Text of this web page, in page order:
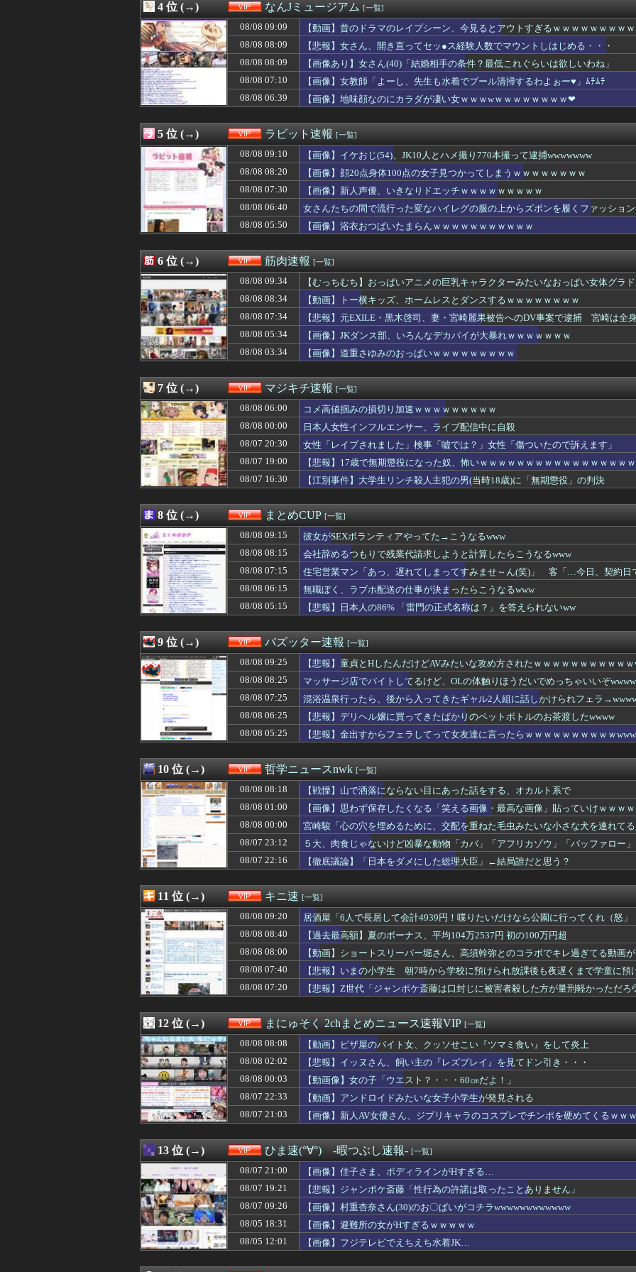
08/08 07:34
【悲報】元EXILE・黒木啓司、妻・宮崎麗果被告へのDV事案で逮捕 宮崎は全身...
08/08 07:33
【ｼｺ画像】言う程このデカ乳OLのお○ぱいの谷間の匂い嗅ぎたいか？ｗｗｗｗｗｗ...
08/08 07:32
【朗報】影山優佳さん、エッセイ集の袋とじがエロすぎてけしからんと話題に
08/08 07:30
【画像】新人声優、いきなりドエッチｗｗｗｗｗｗｗｗｗ
08/08 07:25
混浴温泉行ったら、後から入ってきたギャル2人組に話しかけられフェラ→wwww
08/08 07:20
【悲報】Z世代「ジャンポケ斎藤は口封じに被害者殺した方が量刑軽かっただろ💦」←...
08/08 07:15
中居正広「俺が来たことは内緒だべ」極秘で熊本でボランティアをしていた・・・
08/08 07:15
住宅営業マン「あっ、遅れてしまってすみませ～ん(笑)」 客「…今日、契約日です...
08/08 07:11
【悲報】サッカーの日本人審判、韓国とつるんで不正してた疑惑が浮上
08/08 07:10
「怒ったら6秒我慢すれば怒りは収まる」って言うけど・・・
08/08 07:10
【画像】女教師「よーし、先生も水着でプール清掃するわよぉー♥」ﾑﾁﾑﾁ
08/08 07:09
『左ハンドル車』←意外とデメリットがないことが判明wwwwwww
08/08 07:05
【速報】140kg俺、はま寿司で食いまくるｗｗｗｗｗｗｗ（※画像あり）
08/08 07:03
【画像】井口裕香、またシコらせにくる「声優の中で一番お尻が仕上がってる♡」
08/08 07:02
【悲報】トー横ガールおパンツ丸出し
08/08 07:00
コメダ珈琲「量多いです、客層いいです、量多いです」←こいつの弱点
08/08 07:00
【画像】小学生クソガキ「愛子！卒業したんやろ？大学 ニュースで見たわ」→結果w...
08/08 06:39
【悲報】女が1番効く言葉「イケメンと付き合った事なさそう」だったｗｗｗｗｗｗ...
08/08 06:39
【画像】地味顔なのにカラダが凄い女ｗｗｗwｗｗｗｗｗｗｗｗ❤
08/08 06:35
【悲報】キヨ、逮捕ｗｗｗｗｗｗｗｗｗｗｗ
08/08 06:35
【画像】ワイ、罪木蜜柑の激エロフィギュアが欲しすぎて泣く・・・・・・
08/08 06:33
【衝撃】酔ってエ口モードになってた姉(28)のマ○コを軽く擦って喘がせた結果ｗ...
08/08 06:32
【画像】AV女優さん、キモオタチー牛弱男どもの「おはよう」にブチギレ
08/08 06:30
国税庁、「前例のない悪質な」不祥事が次々発覚して終わる「パパ活」「情報漏えい」...
08/08 06:30
ワイ、「着衣おっばい」でしか抜けない体質になってしまうｗｗｗｗｗ
08/08 06:27
【甲子園】青森山田が暑さ対策でユニ一新 ボタン廃止でTシャツ素材ｗｗｗ
08/08 06:18
【衝撃】SES10年目のワイ、転職するか迷うｗｗｗｗｗ
08/08 06:15
無職ぼく、ラブホ配送の仕事が決まったらこうなるwww
08/08 06:12
鹿児島市電と車が衝突…運転手は事故後に逃走
08/08 06:10
【朗報】ヒカキンなんと実質200万円以上の支援物資を寄付してしまう・・・
08/08 06:09
【画像】アメリカのヤンキー、比べものにならないほど怖すぎる・・・
08/08 06:05
【画像】ココリコ田中「あかん、浜田メッチャ腹立つ奴やなぁ･････････せや...
08/08 06:02
【画像】高一ミスコングランプリのメスガキ、我々を挑発ｗ
08/08 06:00
【悲報】女が笑いを取る方法、「女を捨てる」「下ネタ連発する」「体を張る」しかな...
08/08 06:00
コメ高値掴みの損切り加速ｗｗｗｗｗｗｗｗｗ
08/08 05:50
【超悲報】広島市長、呪文を唱えて日本人をゾンビ化させていると非難されてしまう
08/08 05:50
【画像】浴衣おつぱいたまらんｗｗｗｗｗｗｗｗｗｗｗ
08/08 05:39
【画像】地上波で爆乳ボディの海水浴客ｗｗｗwｗｗｗｗｗｗｗｗ❤
08/08 05:39
【画像】女土方さん(21)、企画物かと思うレベルで美人ｗｗｗｗｗｗｗｗｗｗｗｗ...
08/08 05:34
【画像】JKダンス部、いろんなデカパイが大暴れｗｗｗｗｗｗｗ
08/08 05:27
【悲報】夏のピーク、もう終わってた
08/08 05:25
【悲報】金出すからフェラしてって女友達に言ったらｗｗｗｗｗｗｗｗｗｗwwww
08/08 05:15
【悲報】日本人の86% 「雷門の正式名称は？」を答えられないww
08/08 05:12
ブルーレイとかいう終わりゆくメディア
08/08 05:03
【画像】佐倉綾音(32)さん、自分のシコポイントに気がついて見せびらかすｗ
08/08 05:02
【画像】このバレー女子の中で着床するまで即ハメしたい女子選べwwwwwwww
08/08 05:02
【衝撃映像】インドの暴走族、レベチｗｗｗｗｗｗｗｗｗｗｗｗｗｗｗｗ
08/08 05:00
みい山作者・亜月ねねちゃんがチョロくて可愛いwwwwwww （※画像あり）
08/08 05:00
【画像】ピクルスピザを頼んだ人 咽び泣くｗｗｗ
08/08 04:39
【画像】フジテレビで水着JKｗｗｗｗｗｗｗｗ
08/08 04:25
【悲報】風俗で「おっぱい微妙すねｗ」って言ったらｗｗｗｗｗｗｗｗｗwwww
08/08 04:20
じゃあ逆に「これはチェーン店でいいぞ」ってものｗｗｗｗｗｗｗｗ
08/08 04:15
台湾の女の子に名前と住所聞かれたから教えたらこうなるwwww
08/08 04:03
【画像】朝倉未来の元カノ、ヱロすぎるｗ
08/08 04:02
“アンダーヘア脱毛”に中高年男性殺到のワケ…9年で患者数が200倍以上
08/08 04:01
【画像】こういう『女子のダラしない背中』に勃起する奴wwww
08/08 04:00
接客業してると「本物のクズ」に出会えるよな
08/08 04:00
大久保佳代子(55)、自身の性欲について語る「エロ動画をみてエロい気持ちになる...
【画像】女子高生「ウチの通信高校の数学のレベルヤバすぎｗｗｗ」
08/08 03:50
【画像】トラックの運ちゃん御用達ターミナル食堂のざっかけないオムライスｗｗｗｗ...
08/08 03:45
【画像】トラックの運ちゃん御用達ターミナル食堂のざっかけないオムライスｗｗｗｗ...
08/08 03:39
【画像】AIさん、女の化粧を取っ払ってしまう⇒結果ｗｗｗｗｗｗｗ
08/08 03:34
【画像】道重さゆみのおっぱいｗｗｗｗｗｗｗｗｗ
08/08 03:33
出会い系の女子大生「会ってもセ○クスは無しね」ワイ「……」→下着がヌルヌルにな...
08/08 03:25
ドイツに単身赴任中に風俗でパツキン美人とヤりまくったwwww
08/08 03:15
風呂屋「入浴料1500円」ワイ「あかん高いわ」→
08/08 03:03
【悲報】1ドル158円ｗｗｗｗｗｗｗ
08/08 03:02
ヤンキーだらけの職場にしか行ったことない奴にしか分からないこと
08/08 03:00
【画像】Z世代が出世したくない理由ｗｗｗｗｗｗｗ
08/08 03:00
【動画】春奈の飯の食い方、レベチｗｗｗｗｗｗｗｗｗｗｗｗｗｗｗｗｗｗｗｗｗｗｗ...
08/08 02:50
日本「輸入に頼りまくりです」高市「円安ホクホク！ホクホクゥ！」←
08/08 02:39
【画像】誰とヤリたいかガチで見解が分かれる女さん4人衆、発見されるｗｗｗｗｗ...
08/08 02:30
ファミコンミニ、スーファミミニ、PCエンジンミニ、メガドラミニ、ネオジオミニ
08/08 02:25
【驚愕】手マン経験者しかわからない事ｗｗｗｗｗｗｗｗｗｗｗｗwwww
08/08 02:24
【悲報】日本のライオンさん、溶ける
08/08 02:15
ネットで会える女とヤれる率がwww
08/08 02:12
マゾ治療ってだいたい根性論だよね
08/08 02:10
熊本地震で居酒屋から温泉が湧き出るｗｗｗｗｗ
08/08 02:03
【悲報】日本、高市円安ホクホクなのに上半期の輸出額が台湾と韓国に抜かれるww
08/08 02:02
【悲報】イッヌさん、飼い主の『レズプレイ』を見てドン引き・・・
08/08 02:00
【画像】骨格ストレートな女さん、絶対に男受けが悪いカラダになってしまうｗｗｗ
08/08 02:00
【画像】今のクソガキ共、これを見たこと無くて渡されたらパニクるらしいｗｗｗｗｗ...
08/08 02:00
【悲報】最近のZの女の子、日本が暑すぎて薄着すぎる
08/08 01:39
【画像】日本のセクシー女性犯罪者一覧ｗｗｗｗｗｗｗｗｗ
08/08 01:34
【画像】この巨乳筋トレ女子ｗｗｗｗｗｗｗｗｗｗｗ
08/08 01:33
【ｼｺ画像】22歳の女さんのむき出しお乳、エ○チ過ぎるｗｗｗｗｗｗｗｗｗｗｗ
08/08 01:30
アラフォーワイ、仕事をやめる決心をする
08/08 01:13
【悲報】ロシア、じわじわと逝き始める
08/08 01:12
桃太郎とメスガキ
08/08 01:10
【画像】16歳でこのお◯ぱいはいかんでしょｗｗｗwｗｗｗｗｗｗｗｗ❤
4 位 (→) なんJミュージアム [一覧]
08/08 09:09
【動画】昔のドラマのレイプシーン、今見るとアウトすぎるｗｗｗｗｗｗｗｗｗ
08/08 08:09
【悲報】女さん、開き直ってセッ●ス経験人数でマウントしはじめる・・・
08/08 08:09
【画像あり】女さん(40)「結婚相手の条件？最低これぐらいは欲しいわね」
08/08 07:10
【画像】女教師「よーし、先生も水着でプール清掃するわよぉー♥」ﾑﾁﾑﾁ
08/08 06:39
【画像】地味顔なのにカラダが凄い女ｗｗｗwｗｗｗｗｗｗｗｗ❤
5 位 (→) ラビット速報 [一覧]
08/08 09:10
【画像】イケおじ(54)、JK10人とハメ撮り770本撮って逮捕wwwwwww
08/08 08:20
【画像】顔20点身体100点の女子見つかってしまうｗｗｗｗｗｗｗｗ
08/08 07:30
【画像】新人声優、いきなりドエッチｗｗｗｗｗｗｗｗｗ
08/08 06:40
女さんたちの間で流行った変なハイレグの服の上からズボンを履くファッショ
08/08 05:50
【画像】浴衣おつぱいたまらんｗｗｗｗｗｗｗｗｗｗｗ
6 位 (→) 筋肉速報 [一覧]
08/08 09:34
【むっちむち】おっぱいアニメの巨乳キャラクターみたいなおっぱい女体グラ
08/08 08:34
【動画】トー横キッズ、ホームレスとダンスするｗｗｗｗｗｗｗｗ
08/08 07:34
【悲報】元EXILE・黒木啓司、妻・宮崎麗果被告へのDV事案で逮捕 宮崎は全
08/08 05:34
【画像】JKダンス部、いろんなデカパイが大暴れｗｗｗｗｗｗｗ
08/08 03:34
【画像】道重さゆみのおっぱいｗｗｗｗｗｗｗｗｗ
7 位 (→) マジキチ速報 [一覧]
08/08 06:00
コメ高値掴みの損切り加速ｗｗｗｗｗｗｗｗｗ
08/08 00:00
日本人女性インフルエンサー、ライブ配信中に自殺
08/07 20:30
女性「レイプされました」検事「嘘では？」女性「傷ついたので訴えます」
08/07 19:00
【悲報】17歳で無期懲役になった奴、怖いｗｗｗｗｗｗｗｗｗｗｗｗｗｗｗｗ
08/07 16:30
【江別事件】大学生リンチ殺人主犯の男(当時18歳)に「無期懲役」の判決
8 位 (→) まとめCUP [一覧]
08/08 09:15
彼女がSEXボランティアやってた→こうなるwww
08/08 08:15
会社辞めるつもりで残業代請求しようと計算したらこうなるwww
08/08 07:15
住宅営業マン「あっ、遅れてしまってすみませ～ん(笑)」 客「…今日、契約日
08/08 06:15
無職ぼく、ラブホ配送の仕事が決まったらこうなるwww
08/08 05:15
【悲報】日本人の86% 「雷門の正式名称は？」を答えられないww
9 位 (→) バズッター速報 [一覧]
08/08 09:25
【悲報】童貞とHしたんだけどAVみたいな攻め方されたｗｗｗｗｗｗｗｗｗｗ
08/08 08:25
マッサージ店でバイトしてるけど、OLの体触りほうだいでめっちゃいいぞwwww
08/08 07:25
混浴温泉行ったら、後から入ってきたギャル2人組に話しかけられフェラ
08/08 06:25
【悲報】デリヘル嬢に買ってきたばかりのペットボトルのお茶渡したwwww
08/08 05:25
【悲報】金出すからフェラしてって女友達に言ったらｗｗｗｗｗｗｗｗｗｗ
10 位 (→) 哲学ニュースnwk [一覧]
08/08 08:18
【戦慄】山で洒落にならない目にあった話をする、オカルト系で
08/08 01:00
【画像】思わず保存したくなる「笑える画像・最高な画像」貼っていけｗｗｗ
08/08 00:00
宮崎駿「心の穴を埋めるために、交配を重ねた毛虫みたいな小さな犬を連れて
08/07 23:12
５大、肉食じゃないけど凶暴な動物「カバ」「アフリカゾウ」「バッファロー
08/07 22:16
【徹底議論】「日本をダメにした総理大臣」←結局誰だと思う？
11 位 (→) キニ速 [一覧]
08/08 09:20
居酒屋「6人で長居して会計4939円！喋りたいだけなら公園に行ってくれ（怒」
08/08 08:40
【過去最高額】夏のボーナス、平均104万2537円 初の100万円超
08/08 08:00
【動画】ショートスリーパー堀さん、高須幹弥とのコラボでキレ過ぎてる動画
08/08 07:40
【悲報】いまの小学生 朝7時から学校に預けられ放課後も夜遅くまで学童に預
wwwwwwwwwwwwww
08/08 07:20 【悲報】Z世代「ジャンポケ斎藤は口封じに被害者殺した方が量刑軽かっただ
12 位 (→) まにゅそく 2chまとめニュース速報VIP [一覧]
08/08 08:08
【動画】ピザ屋のバイト女、クッソせこい『ツマミ食い』をして炎上
08/08 02:02
【悲報】イッヌさん、飼い主の『レズプレイ』を見てドン引き・・・
08/08 00:03
【動画像】女の子「ウエスト？・・・60㎝だよ！」
08/07 22:33
【動画】アンドロイドみたいな女子小学生が発見される
08/07 21:03
【画像】新人AV女優さん、ジブリキャラのコスプレでチンポを硬めてくるｗｗ
13 位 (→) ひま速(°∀°) -暇つぶし速報- [一覧]
08/07 21:00
【画像】佳子さま、ボディラインがHすぎる…
08/07 19:21
【悲報】ジャンポケ斎藤「性行為の許諾は取ったことありません」
08/07 09:26
【画像】村重杏奈さん(30)のお〇ぱいがコチラwwwwwwwwwwww
08/05 18:31
【画像】避難所の女がHすぎるｗｗｗｗｗ
08/05 12:01
【画像】フジテレビでえちえち水着JK…